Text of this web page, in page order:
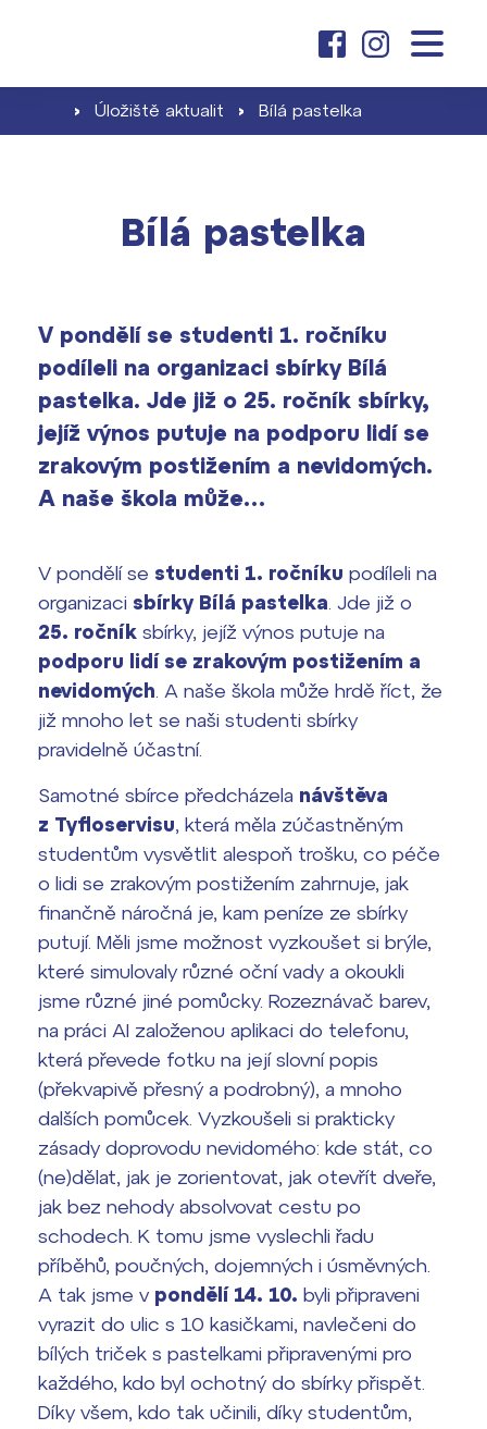
Dny otevřených dveří
Klub absolventů
Projekty ›
Harmonogram školního roku ›
Press kit ›
základní škola
Školné pro ZŠ
Naši učitelé
Informace pro rodiče prvňáčků
Jak se stát studentem
Školné pro gymnázium
Přípravné kurzy a přijímací zkoušky
nanečisto
Výsledky 1. kola přijímacího řízení
Maturitní zkoušky
Europass
FOCUSing
Zahraniční stipendia
ČAG studentský
Maturitní témata
Pomoc! Mám problém!
Harmonogram školního roku
Termíny maturit
kontakt
vyhledávání
Bakaláři
Office 365
› Úložiště aktualit › Bílá pastelka
Bílá pastelka
V pondělí se studenti 1. ročníku
podíleli na organizaci sbírky Bílá
pastelka. Jde již o 25. ročník sbírky,
jejíž výnos putuje na podporu lidí se
zrakovým postižením a nevidomých.
A naše škola může…
V pondělí se studenti 1. ročníku podíleli na
organizaci sbírky Bílá pastelka . Jde již o
25. ročník sbírky, jejíž výnos putuje na
podporu lidí se zrakovým postižením a
nevidomých . A naše škola může hrdě říct, že
již mnoho let se naši studenti sbírky
pravidelně účastní.
Samotné sbírce předcházela návštěva
z Tyfloservisu, která měla zúčastněným
studentům vysvětlit alespoň trošku, co péče
o lidi se zrakovým postižením zahrnuje, jak
finančně náročná je, kam peníze ze sbírky
putují. Měli jsme možnost vyzkoušet si brýle,
které simulovaly různé oční vady a okoukli
jsme různé jiné pomůcky. Rozeznávač barev,
na práci AI založenou aplikaci do telefonu,
která převede fotku na její slovní popis
(překvapivě přesný a podrobný), a mnoho
dalších pomůcek. Vyzkoušeli si prakticky
zásady doprovodu nevidomého: kde stát, co
(ne)dělat, jak je zorientovat, jak otevřít dveře,
jak bez nehody absolvovat cestu po
schodech. K tomu jsme vyslechli řadu
příběhů, poučných, dojemných i úsměvných.
A tak jsme v pondělí 14. 10. byli připraveni
vyrazit do ulic s 10 kasičkami, navlečeni do
bílých triček s pastelkami připravenými pro
každého, kdo byl ochotný do sbírky přispět.
Díky všem, kdo tak učinili, díky studentům,